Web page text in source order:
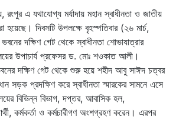
রংপুর এ যথাযোগ্য মর্যাদায় মহান স্বাধীনতা ও জাতীয়
দিবসটি উপলক্ষে বৃহস্পতিবার (২৬ মার্চ,
দক্ষিণ গেট থেকে স্বাধীনতা শোভাযাত্রার
উপাচার্য প্রফেসর ড. মোঃ শওকাত আলী।
দক্ষিণ গেট থেকে শুরু হয়ে শহীদ আবু সাঈদ চত্বর
সড়ক প্রদক্ষিণ করে স্বাধীনতা স্মারকের সামনে এসে
বিভিন্ন বিভাগ, দপ্তর, আবাসিক হল,
কর্মকর্তা ও কর্মচারীগণ অংশগ্রহণ করেন। এরপর